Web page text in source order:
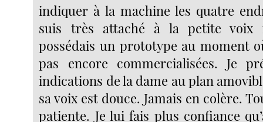
indiquer à la machine les quatre
suis très attaché à la petite voix
possédais un prototype au moment
pas encore commercialisées. Je
indications de la dame au plan
sa voix est douce. Jamais en colère.
patiente. Je lui fais plus confiance